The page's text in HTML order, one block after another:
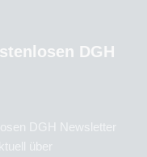
DGH
DGH Newsletter
über